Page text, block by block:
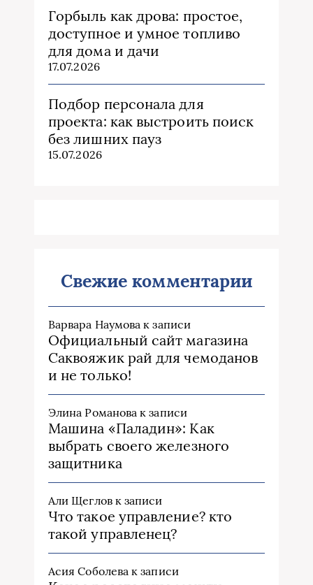
Горбыль как дрова: простое,
доступное и умное топливо
для дома и дачи
17.07.2026
Подбор персонала для
проекта: как выстроить поиск
без лишних пауз
15.07.2026
Свежие комментарии
Варвара Наумова к записи
Официальный сайт магазина
Саквояжик рай для чемоданов
и не только!
Элина Романова к записи
Машина «Паладин»: Как
выбрать своего железного
защитника
Али Щегловк записи
Что такое управление? кто
такой управленец?
Асия Соболева к записи